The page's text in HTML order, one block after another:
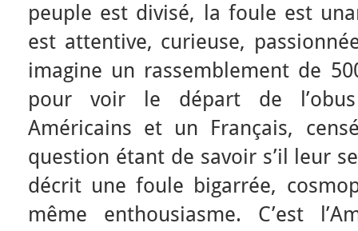
peuple est divisé, la foule est
est attentive, curieuse,
imagine un rassemblement de
pour voir le départ de
Américains et un Français,
question étant de savoir s’il leur
décrit une foule bigarrée,
même enthousiasme. C’est